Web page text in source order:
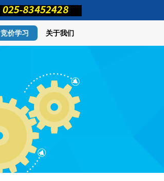
竞价学习 关于我们